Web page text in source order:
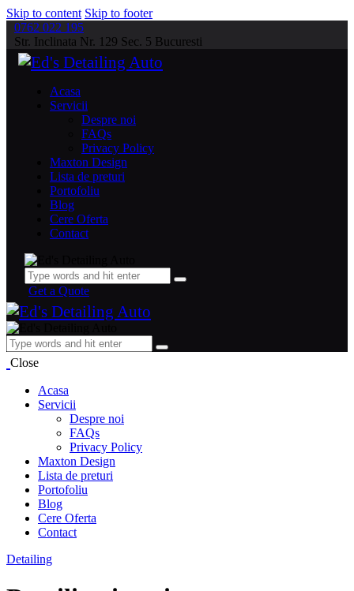
Skip to content Skip to footer
0762 022 195
Str. Inclinata Nr. 129 Sec. 5 Bucuresti
Acasa
Servicii
Despre noi
FAQs
Privacy Policy
Maxton Design
Lista de preturi
Portofoliu
Blog
Cere Oferta
Contact
Get a Quote
Close
Acasa
Servicii
Despre noi
FAQs
Privacy Policy
Maxton Design
Lista de preturi
Portofoliu
Blog
Cere Oferta
Contact
Detailing